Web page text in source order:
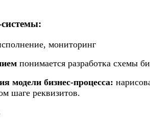
мониторинг
понимается разработка схемы
модели бизнес-процесса:
шаге реквизитов.